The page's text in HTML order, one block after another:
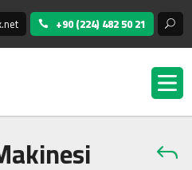
+90 (224) 482 50 21